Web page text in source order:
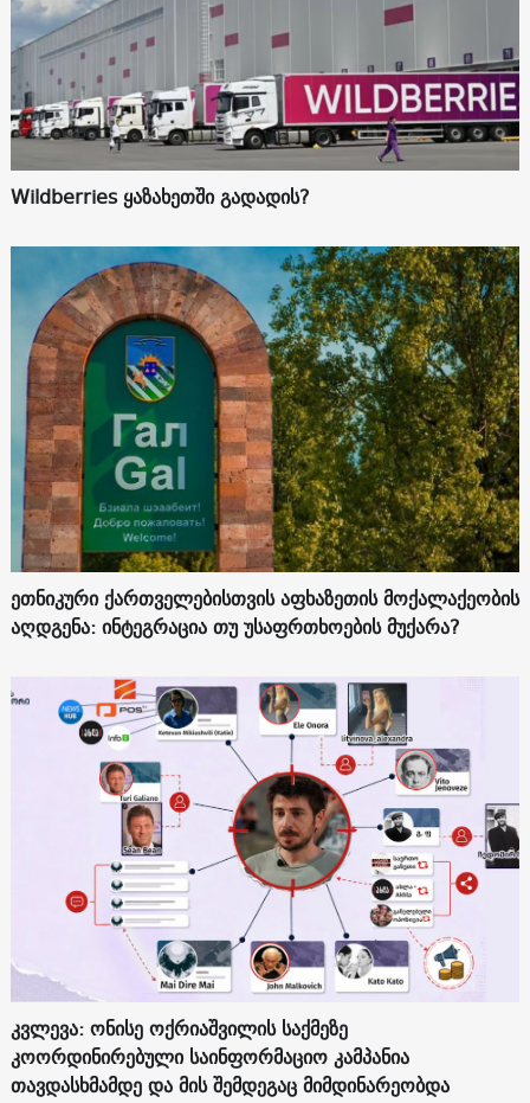
Wildberries ყაზახეთში გადადის?
ეთნიკური ქართველებისთვის აფხაზეთის მოქალაქეობის
აღდგენა: ინტეგრაცია თუ უსაფრთხოების მუქარა?
კვლევა: ონისე ოქრიაშვილის საქმეზე
კოორდინირებული საინფორმაციო კამპანია
თავდასხმამდე და მის შემდეგაც მიმდინარეობდა